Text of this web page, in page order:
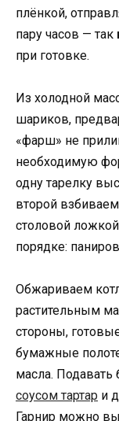
плёнкой,
пару часов — так
при готовке.
Из холодной
шариков,
«фарш» не
необходимую
одну тарелку
второй
столовой
порядке:
Обжариваем
растительным
стороны,
бумажные
масла.
соусом тартар и
Гарнир можно